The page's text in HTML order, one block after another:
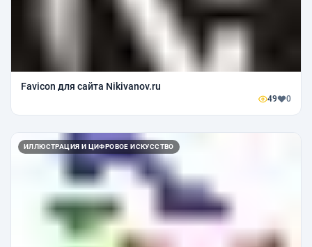
Favicon для сайта Nikivanov.ru
49 0
ИЛЛЮСТРАЦИЯ И ЦИФРОВОЕ ИСКУССТВО